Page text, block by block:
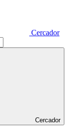
Cercador
Cercador